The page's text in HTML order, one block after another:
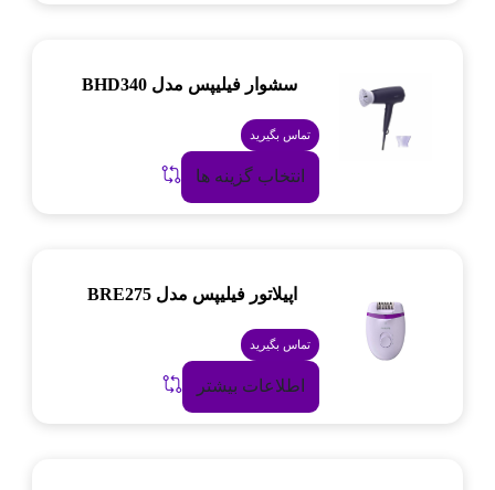
سشوار فیلیپس مدل BHD340
تماس بگیرید
انتخاب گزینه ها
اپیلاتور فیلیپس مدل BRE275
تماس بگیرید
اطلاعات بیشتر